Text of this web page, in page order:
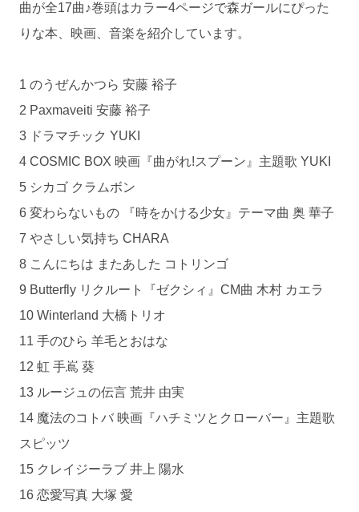
曲が全17曲♪巻頭はカラー4ページで森ガールにぴった
りな本、映画、音楽を紹介しています。
1 のうぜんかつら 安藤 裕子
2 Paxmaveiti 安藤 裕子
3 ドラマチック YUKI
4 COSMIC BOX 映画『曲がれ!スプーン』主題歌 YUKI
5 シカゴ クラムボン
6 変わらないもの 『時をかける少女』テーマ曲 奥 華子
7 やさしい気持ち CHARA
8 こんにちは またあした コトリンゴ
9 Butterfly リクルート『ゼクシィ』CM曲 木村 カエラ
10 Winterland 大橋トリオ
11 手のひら 羊毛とおはな
12 虹 手嶌 葵
13 ルージュの伝言 荒井 由実
14 魔法のコトバ 映画『ハチミツとクローバー』主題歌
スピッツ
15 クレイジーラブ 井上 陽水
16 恋愛写真 大塚 愛